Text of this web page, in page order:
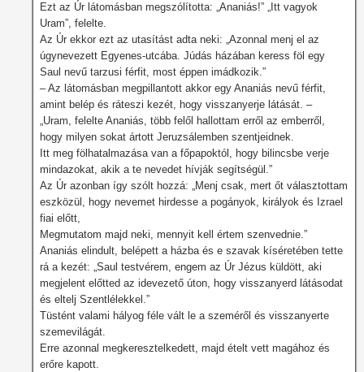
Ezt az Úr látomásban megszólította: „Ananiás!” „Itt vagyok
Uram”, felelte.
Az Úr ekkor ezt az utasítást adta neki: „Azonnal menj el az
úgynevezett Egyenes-utcába. Júdás házában keress föl egy
Saul nevű tarzusi férfit, most éppen imádkozik.”
– Az látomásban megpillantott akkor egy Ananiás nevű férfit,
amint belép és ráteszi kezét, hogy visszanyerje látását. –
„Uram, felelte Ananiás, több felől hallottam erről az emberről,
hogy milyen sokat ártott Jeruzsálemben szentjeidnek.
Itt meg fölhatalmazása van a főpapoktól, hogy bilincsbe verje
mindazokat, akik a te nevedet hívják segítségül.”
Az Úr azonban így szólt hozzá: „Menj csak, mert őt választottam
eszközül, hogy nevemet hirdesse a pogányok, királyok és Izrael
fiai előtt,
Megmutatom majd neki, mennyit kell értem szenvednie.”
Ananiás elindult, belépett a házba és e szavak kíséretében tette
rá a kezét: „Saul testvérem, engem az Úr Jézus küldött, aki
megjelent előtted az idevezető úton, hogy visszanyerd látásodat
és eltelj Szentlélekkel.”
Tüstént valami hályog féle vált le a szeméről és visszanyerte
szemevilágát.
Erre azonnal megkeresztelkedett, majd ételt vett magához és
erőre kapott.